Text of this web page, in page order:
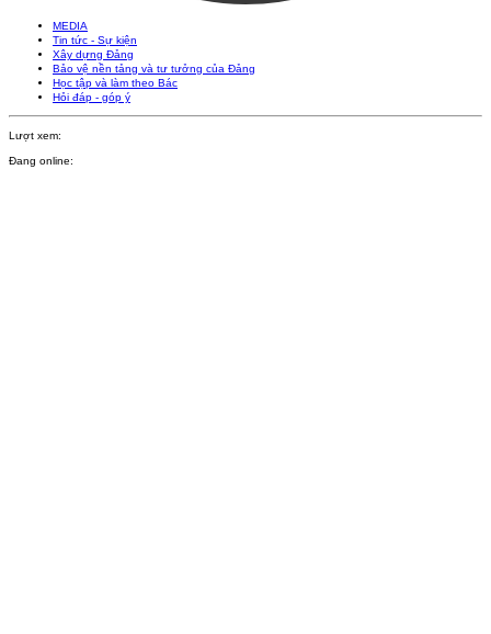
MEDIA
Tin tức - Sự kiện
Xây dựng Đảng
Bảo vệ nền tảng và tư tưởng của Đảng
Học tập và làm theo Bác
Hỏi đáp - góp ý
Lượt xem:
Đang online: